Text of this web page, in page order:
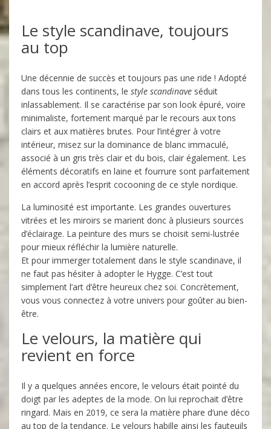
Le style scandinave, toujours
au top
Une décennie de succès et toujours pas une ride ! Adopté
dans tous les continents, le style scandinave séduit
inlassablement. Il se caractérise par son look épuré, voire
minimaliste, fortement marqué par le recours aux tons
clairs et aux matières brutes. Pour l’intégrer à votre
intérieur, misez sur la dominance de blanc immaculé,
associé à un gris très clair et du bois, clair également. Les
éléments décoratifs en laine et fourrure sont parfaitement
en accord après l’esprit cocooning de ce style nordique.
La luminosité est importante. Les grandes ouvertures
vitrées et les miroirs se marient donc à plusieurs sources
d’éclairage. La peinture des murs se choisit semi-lustrée
pour mieux réfléchir la lumière naturelle.
Et pour immerger totalement dans le style scandinave, il
ne faut pas hésiter à adopter le Hygge. C’est tout
simplement l’art d’être heureux chez soi. Concrètement,
vous vous connectez à votre univers pour goûter au bien-
être.
Le velours, la matière qui
revient en force
Il y a quelques années encore, le velours était pointé du
doigt par les adeptes de la mode. On lui reprochait d’être
ringard. Mais en 2019, ce sera la matière phare d’une déco
au top de la tendance. Le velours habille ainsi les fauteuils